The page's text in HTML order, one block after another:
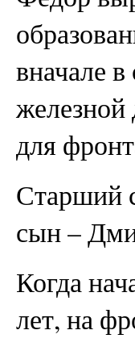
вначале
железной
для
Старший
сын –
Когда
лет, на